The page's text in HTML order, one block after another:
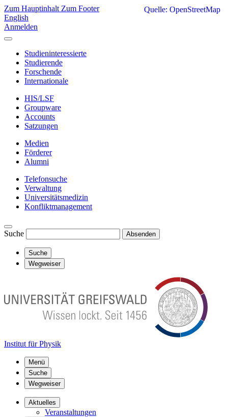
Zum Hauptinhalt Zum Footer
English
Anmelden
Studieninteressierte
Studierende
Forschende
Internationale
HIS/LSF
Groupware
Accounts
Satzungen
Medien
Förderer
Alumni
Telefonsuche
Verwaltung
Universitätsmedizin
Konfliktmanagement
Suche Absenden
Suche
Wegweiser
Institut für Physik
Menü
Suche
Wegweiser
Aktuelles
Veranstaltungen
Quelle: OpenStreetMap